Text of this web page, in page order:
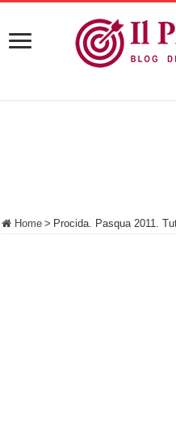
Home > Procida. Pasqua 2011.